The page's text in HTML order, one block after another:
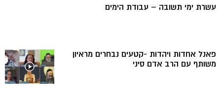
עשרת ימי תשובה – עבודת הימים
פאנל אחדות ויהדות -קטעים נבחרים מראיון
משותף עם הרב אדם סיני